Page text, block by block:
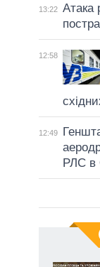
13:22 Атака
12:58
12:49
РЛС в